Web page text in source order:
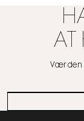
AT
Vær den